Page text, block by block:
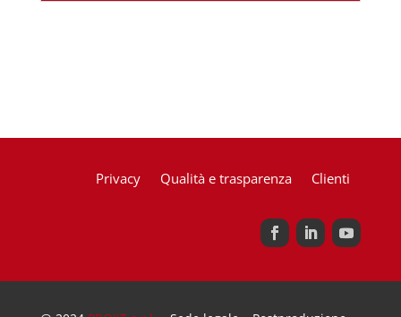
Privacy Qualità e trasparenza Clienti